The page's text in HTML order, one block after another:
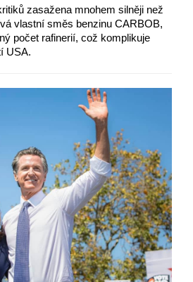
zasažena mnohem silněji než
vlastní směs benzinu CARBOB,
počet rafinerií, což komplikuje
USA.